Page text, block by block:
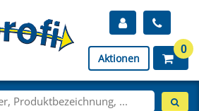
Aktionen
0